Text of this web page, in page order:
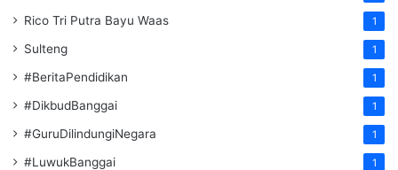
Rico Tri Putra Bayu Waas 1
Sulteng 1
#BeritaPendidikan 1
#DikbudBanggai 1
#GuruDilindungiNegara 1
#LuwukBanggai 1